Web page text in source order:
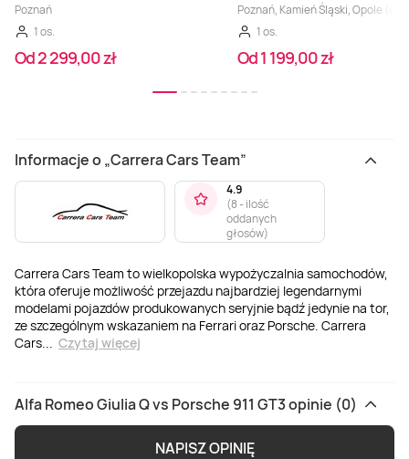
Poznań
1 os.
Od 2 299,00 zł
Poznań, Kamień Śląski, Opole
1 os.
Od 1 199,00 zł
Informacje o „Carrera Cars Team”
Carrera Cars Team to wielkopolska wypożyczalnia samochodów,
która oferuje możliwość przejazdu najbardziej legendarnymi
modelami pojazdów produkowanych seryjnie bądź jedynie na tor,
ze szczególnym wskazaniem na Ferrari oraz Porsche. Carrera
Cars... Czytaj więcej
4.9
(8 - ilość
oddanych
głosów)
Alfa Romeo Giulia Q vs Porsche 911 GT3 opinie (0)
NAPISZ OPINIĘ